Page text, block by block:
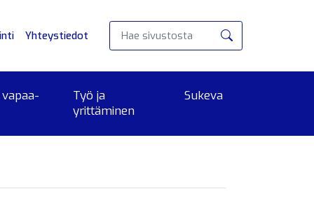
Yhteystiedot
Hae
Työ ja
yrittäminen
Sukeva